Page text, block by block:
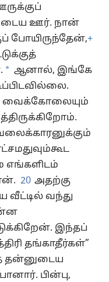
ஊர். நான்
போயிருந்தேன்,+
* ஆனால், இங்கே
வைக்கோலையும்
எங்களிடம்
20 அதற்கு
வீட்டில் வந்து
இந்தப்
தங்காதீர்கள்”
பின்பு,